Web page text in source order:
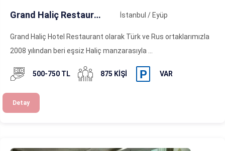
Grand Haliç Restaurant İstanbul / Eyüp
Grand Haliç Hotel Restaurant olarak Türk ve Rus ortaklarımızla
2008 yılından beri eşsiz Haliç manzarasıyla ...
500-750 TL 875 KIŞI VAR
Detay